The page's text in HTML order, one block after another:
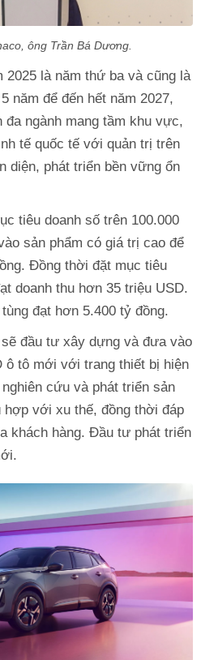
ông Trần Bá Dương.
2025 là năm thứ ba và cũng là
năm để đến hết năm 2027,
đa ngành mang tầm khu vực,
tế quốc tế với quản trị trên
diện, phát triển bền vững ổn
tiêu doanh số trên 100.000
sản phẩm có giá trị cao để
Đồng thời đặt mục tiêu
doanh thu hơn 35 triệu USD.
đạt hơn 5.400 tỷ đồng.
đầu tư xây dựng và đưa vào
ô tô mới với trang thiết bị hiện
cứu và phát triển sản
hợp với xu thế, đồng thời đáp
khách hàng. Đầu tư phát triển